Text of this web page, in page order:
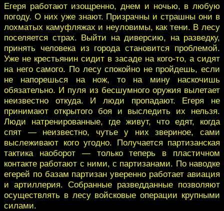
Егеря работают изощренно, днем и ночью, в любую
погоду. О них уже знают. Призрачны и страшны они в
лохматых камуфляжах и неуловимы, как тени. В лесу
поселяется страх. Выйти на диверсию, на разведку,
принять человека из города становится проблемой.
Уже не крестьянин сидит в засаде на кого-то, а сидят
на него самого. По лесу спокойно не пройдешь, если
не напорешься на нож, то на мину наскочишь
обязательно. И пуля из бесшумного оружия вылетает
неизвестно откуда. И люди пропадают. Егеря не
принимают открытого боя и выследить их нельзя.
Люди натренированные, где живут, что едят, когда
спят — неизвестно, чутье у них звериное, сами
выслеживают кого угодно. Получается партизанская
тактика наоборот — только теперь в пластичном
контакте работают с ними, с партизанами. По наводке
егерей по базам партизан уверенно работает авиация
и артиллерия. Собранные разведданные позволяют
осуществлять в лесу войсковые операции крупными
силами.